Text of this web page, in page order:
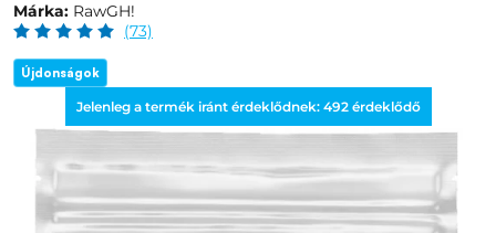
Márka: RawGH!
(73)
Újdonságok
Jelenleg a termék iránt érdeklődnek: 492érdeklődő